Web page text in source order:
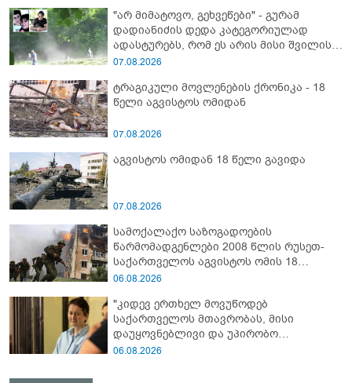
"არ მიმატოვო, გეხვეწები" - გუ­რა­მ
დადიანიძის დედა კა­ტე­გო­რი­უ­ლად
ადას­ტუ­რებს, რომ ეს არის მისი შვი­ლის
ხმა
07.08.2026
ტრაგიკული მოვლენების ქრონიკა - 18
წელი აგვისტოს ომიდან
07.08.2026
აგვისტოს ომიდან 18 წელი გავიდა
07.08.2026
სამოქალაქო საზოგადოების
წარმომადგენლები 2008 წლის რუსეთ-
საქართველოს აგვისტოს ომის 18
წლისთავთან დაკავშირებით ერთობლივ
06.08.2026
"კიდევ ერთხელ მოვუწოდებ
საქართველოს მთავრობას, მისი
დაუყოვნებლივი და უპირობო
გათავისუფლებისკენ" - რას წერს ეუთო-ს
06.08.2026